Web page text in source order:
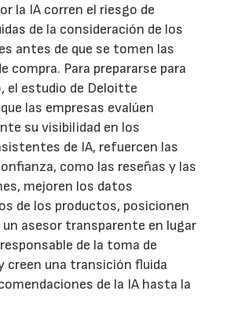
la IA corren el riesgo de
de la consideración de los
antes de que se tomen las
compra. Para prepararse para
el estudio de Deloitte
las empresas evalúen
su visibilidad en los
de IA, refuercen las
como las reseñas y las
mejoren los datos
de los productos, posicionen
un asesor transparente en lugar
de la toma de
creen una transición fluida
de la IA hasta la